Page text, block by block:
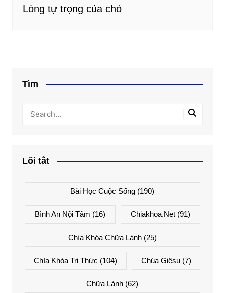
Lòng tự trọng của chó
Tìm
Lối tắt
Bài Học Cuộc Sống (190)
Bình An Nội Tâm (16) Chiakhoa.net (91)
Chìa Khóa Chữa Lành(25)
Chìa Khóa Tri Thức (104) Chúa Giêsu(7)
Chữa Lành (62)